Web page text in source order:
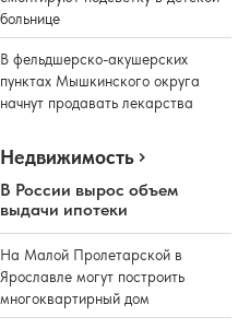
больнице
В фельдшерско-акушерских
пунктах Мышкинского округа
начнут продавать лекарства
Недвижимость
В России вырос объем
выдачи ипотеки
На Малой Пролетарской в
Ярославле могут построить
многоквартирный дом